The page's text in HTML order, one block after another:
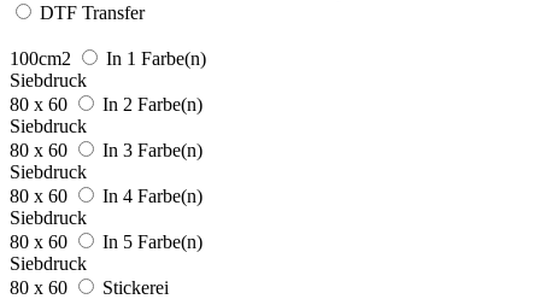
DTF Transfer
100cm2
In 1 Farbe(n)
Siebdruck
80 x 60
In 2 Farbe(n)
Siebdruck
80 x 60
In 3 Farbe(n)
Siebdruck
80 x 60
In 4 Farbe(n)
Siebdruck
80 x 60
In 5 Farbe(n)
Siebdruck
80 x 60
Stickerei